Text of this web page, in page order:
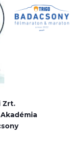
Zrt.